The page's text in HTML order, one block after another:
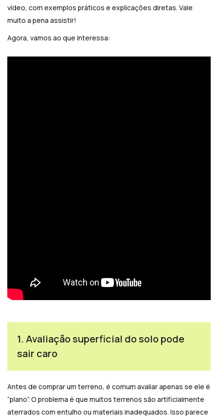
vídeo, com exemplos práticos e explicações diretas. Vale
muito a pena assistir!
Agora, vamos ao que interessa:
1. Avaliação superficial do solo pode
sair caro
Antes de comprar um terreno, é comum avaliar apenas se ele é
“plano”. O problema é que muitos terrenos são artificialmente
aterrados com entulho ou materiais inadequados. Isso parece